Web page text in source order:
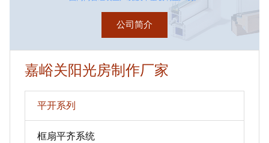
公司简介
嘉峪关阳光房制作厂家
平开系列
框扇平齐系统